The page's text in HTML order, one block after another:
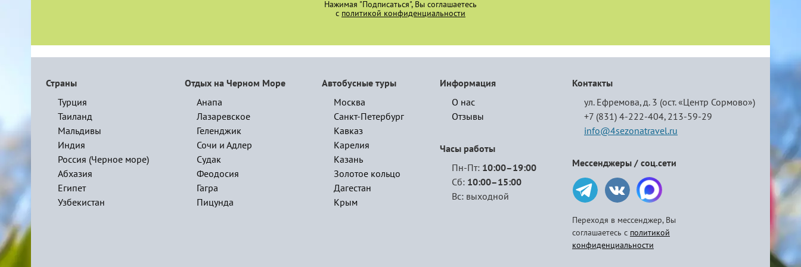
Нажимая "Подписаться", Вы соглашаетесь
с политикой конфиденциальности
Страны
Турция
Таиланд
Мальдивы
Индия
Россия (Черное море)
Абхазия
Египет
Узбекистан
Отдых на Черном Море
Анапа
Лазаревское
Геленджик
Сочи и Адлер
Судак
Феодосия
Гагра
Пицунда
Автобусные туры
Москва
Санкт-Петербург
Кавказ
Карелия
Казань
Золотое кольцо
Дагестан
Крым
Информация
О нас
Отзывы
Часы работы
Пн-Пт: 10:00–19:00
Сб: 10:00–15:00
Вс: выходной
Контакты
ул. Ефремова, д. 3 (ост. «Центр Сормово»)
+7 (831) 4-222-404, 213-59-29
info@4sezonatravel.ru
Мессенджеры / соц.сети
Переходя в мессенджер, Вы
соглашаетесь с политикой
конфиденциальности